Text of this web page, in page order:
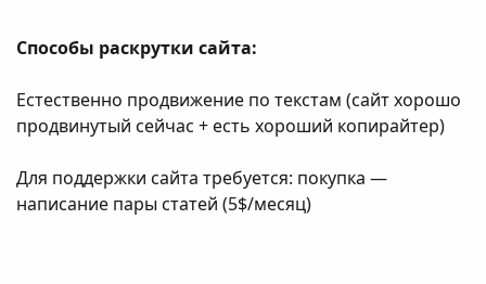
Способы раскрутки сайта:
Естественно продвижение по текстам (сайт хорошо
продвинутый сейчас + есть хороший копирайтер)
Для поддержки сайта требуется: покупка —
написание пары статей (5$/месяц)